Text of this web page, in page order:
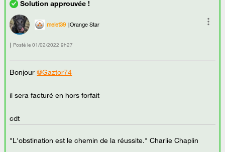
melet39 Orange Star
Posté le ‎01/02/2022 9h27
Bonjour@Gaztor74
il sera facturé en hors forfait
cdt
"L'obstination est le chemin de la réussite." Charlie Chaplin